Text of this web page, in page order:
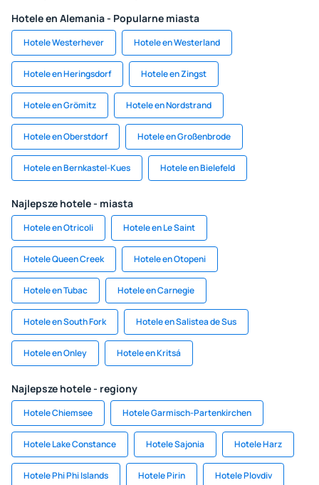
Hotele en Alemania - Popularne miasta
Hotele Westerhever Hotele en Westerland
Hotele en Heringsdorf Hotele en Zingst
Hotele en Grömitz Hotele en Nordstrand
Hotele en Oberstdorf Hotele en Großenbrode
Hotele en Bernkastel-Kues Hotele en Bielefeld
Najlepsze hotele - miasta
Hotele en Otricoli Hotele en Le Saint
Hotele Queen Creek Hotele en Otopeni
Hotele en Tubac Hotele en Carnegie
Hotele en South Fork Hotele en Salistea de Sus
Hotele en Onley Hotele en Kritsá
Najlepsze hotele - regiony
Hotele Chiemsee Hotele Garmisch-Partenkirchen
Hotele Lake Constance Hotele Sajonia Hotele Harz
Hotele Phi Phi Islands Hotele Pirin Hotele Plovdiv